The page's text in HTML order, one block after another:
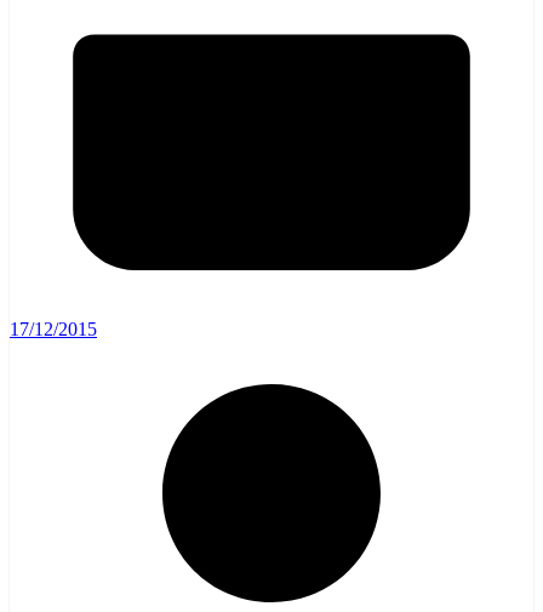
17/12/2015